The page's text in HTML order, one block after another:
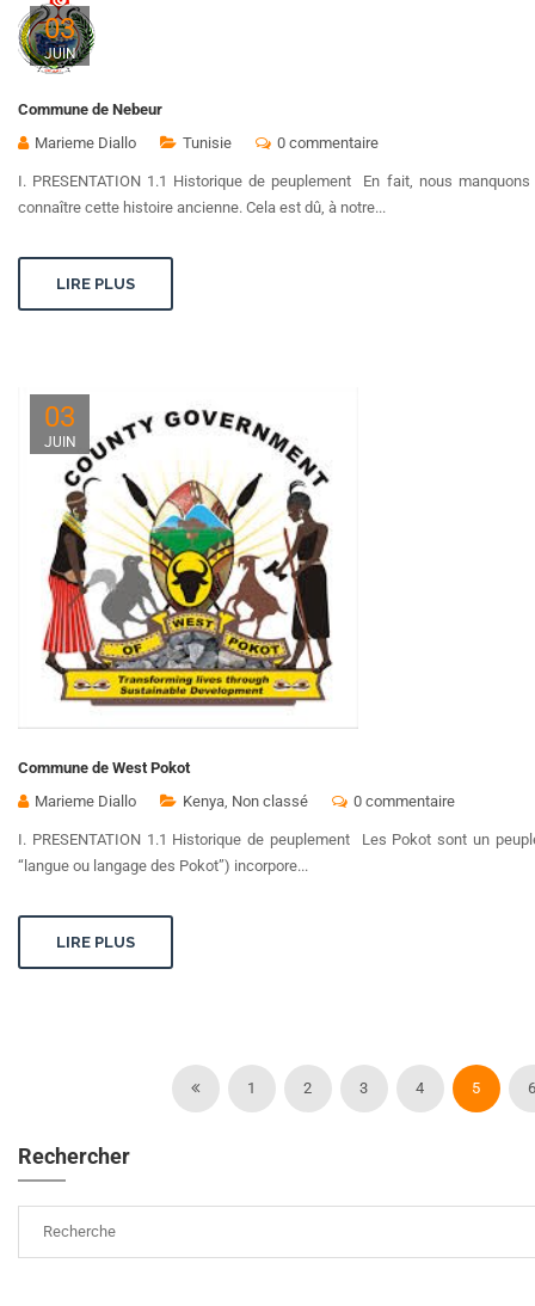
03
JUIN
Commune de Nebeur
Marieme Diallo
Tunisie 0 commentaire
I. PRESENTATION 1.1 Historique de peuplement En fait, nous
connaître cette histoire ancienne. Cela est dû, à notre...
LIRE PLUS
03
JUIN
Commune de West Pokot
Marieme Diallo
Kenya, Non classé 0 commentaire
I. PRESENTATION 1.1 Historique de peuplement Les Pokot sont un
“langue ou langage des Pokot”) incorpore...
LIRE PLUS
1 2 3 4 5 6
Rechercher